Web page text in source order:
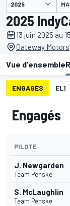
présenté par
2025
13 juin 2025 au
Gateway
Vue d'ensemble
ENGAGÉS EL1
Engagés
PILOTE
J. Newgarden
Team Penske
S. McLaughlin
Team Penske